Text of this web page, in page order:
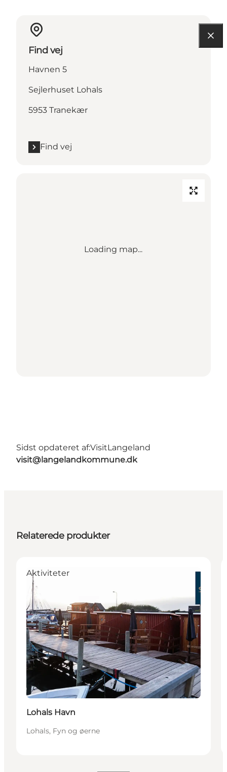
Find vej
Havnen 5
Sejlerhuset Lohals
5953 Tranekær
Find vej
Loading map...
Sidst opdateret af:VisitLangeland
visit@langelandkommune.dk
Relaterede produkter
Aktiviteter
Lohals Havn
Lohals, Fyn og øerne